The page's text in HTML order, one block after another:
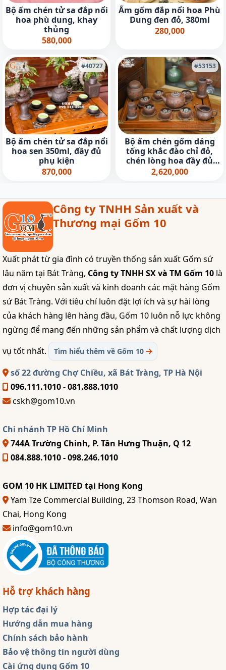
Bộ ấm chén tử sa đắp nổi
hoa phù dung, khay
thủng
580,000
Ấm gốm đắp nổi hoa Phù
Dung đen đỏ, 380ml
280,000
#40727
Bộ ấm chén tử sa đắp nổi
hoa sen 350ml, đầy đủ
phụ kiện
870,000
#53153
Bộ ấm chén gốm dáng
tống khắc đào chỉ đỏ,
chén lòng hoa đầy đủ
phụ kiện, 350ml
2,620,000
Công ty TNHH Sản xuất và
Thương mại Gốm 10
Xuất phát từ gia đình có truyền thống sản xuất Gốm sứ
lâu năm tại Bát Tràng, Công ty TNHH SX và TM Gốm 10 là
đơn vị chuyên sản xuất và kinh doanh các mặt hàng Gốm
sứ Bát Tràng. Với tiêu chí luôn đặt lợi ích và sự hài lòng
của khách hàng lên hàng đầu, Gốm 10 luôn nỗ lực không
ngừng để mang đến những sản phẩm và chất lượng dịch
vụ tốt nhất.
Tìm hiểu thêm về Gốm 10
số 22 đường Chợ Chiều, xã Bát Tràng, TP Hà Nội
096.111.1010 - 081.888.1010
cskh@gom10.vn
Chi nhánh TP Hồ Chí Minh
744A Trường Chinh, P. Tân Hưng Thuận, Q 12
084.888.1010 - 098.246.1010
GOM 10 HK LIMITED tại Hong Kong
Yam Tze Commercial Building, 23 Thomson Road, Wan
Chai, Hong Kong
info@gom10.vn
Hỗ trợ khách hàng
Hợp tác đại lý
Hướng dẫn mua hàng
Chính sách bảo hành
Bảo vệ thông tin người dùng
Cài ứng dụng Gốm 10